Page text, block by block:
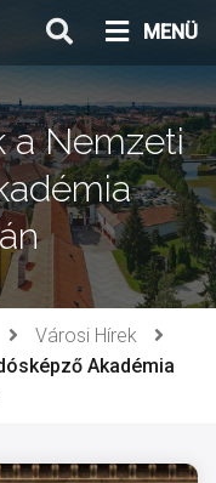
MENÜ
a Nemzeti
Városi Hírek
Akadémia